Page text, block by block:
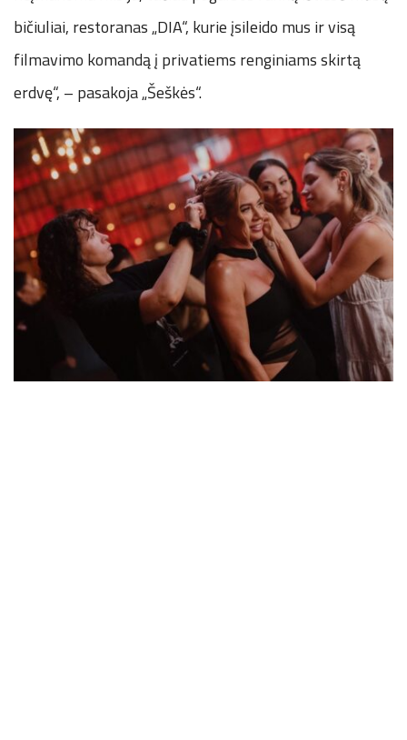
bičiuliai, restoranas „DIA“, kurie įsileido mus ir visą
filmavimo komandą į privatiems renginiams skirtą
erdvę“, – pasakoja „Šeškės“.